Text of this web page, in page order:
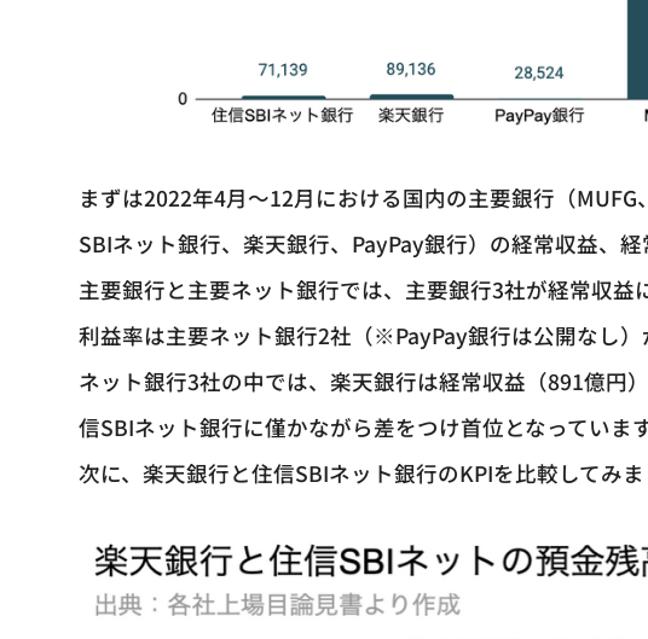
まずは2022年4月～12月における国内の主要銀行（
SBIネット銀行、楽天銀行、PayPay銀行）の経常収益、経
主要銀行と主要ネット銀行では、主要銀行3社が経常収
利益率は主要ネット銀行2社（※PayPay銀行は公開なし）
ネット銀行3社の中では、楽天銀行は経常収益（891億円
信SBIネット銀行に僅かながら差をつけ首位となっています
次に、楽天銀行と住信SBIネット銀行のKPIを比較してみま